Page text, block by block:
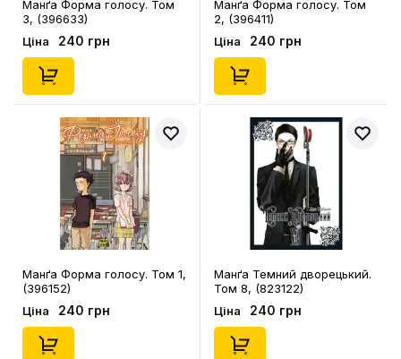
Манґа Форма голосу. Том
3, (396633)
Ціна 240 грн
Манґа Форма голосу. Том
2, (396411)
Ціна 240 грн
Манґа Форма голосу. Том 1,
(396152)
Ціна 240 грн
Манґа Темний дворецький.
Том 8, (823122)
Ціна 240 грн